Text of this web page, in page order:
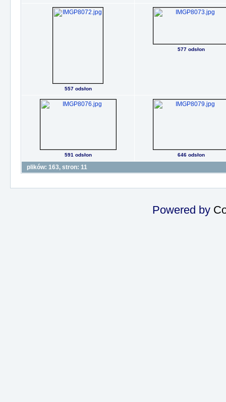
557 odsłon
577 odsłon
591 odsłon 646 odsłon
plików: 163, stron: 11
Powered by